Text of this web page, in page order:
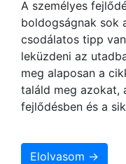
A személyes
boldogságnak sok
csodálatos tipp
leküzdeni az
meg alaposan a
találd meg azokat,
fejlődésben és a
Elolvasom →